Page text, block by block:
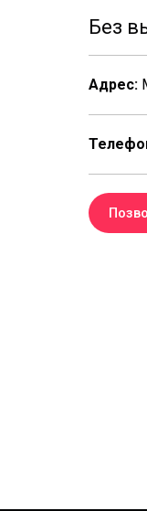
Без
Адрес: